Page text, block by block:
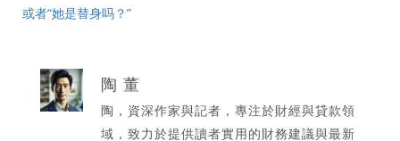
或者“她是替身吗？”
陶 董
陶，資深作家與記者，專注於財經與貸款領
域，致力於提供讀者實用的財務建議與最新